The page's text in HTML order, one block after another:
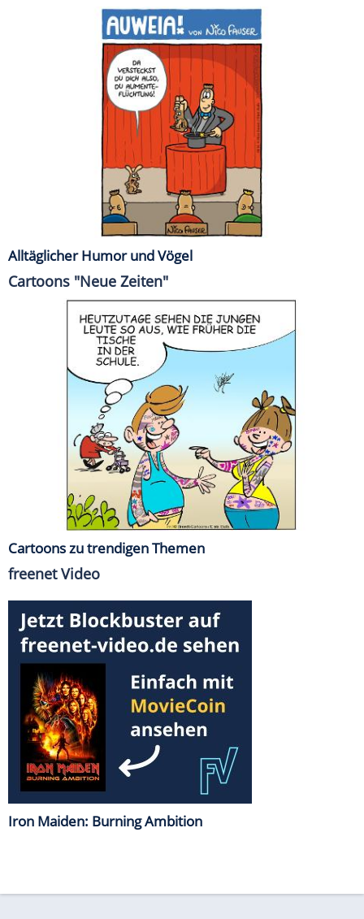
Alltäglicher Humor und Vögel
Cartoons "Neue Zeiten"
Cartoons zu trendigen Themen
freenet Video
Iron Maiden: Burning Ambition